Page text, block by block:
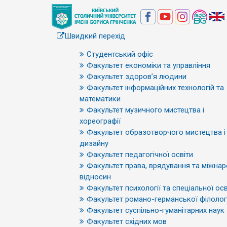
Швидкий перехід
Студентський офіс
Факультет економіки та управління
Факультет здоров’я людини
Факультет інформаційних технологій та
математики
Факультет музичного мистецтва і
хореографії
Факультет образотворчого мистецтва і
дизайну
Факультет педагогічної освіти
Факультет права, врядування та
відносин
Факультет психології та спеціальної
Факультет романо-германської
Факультет суспільно-гуманітарних наук
Факультет східних мов